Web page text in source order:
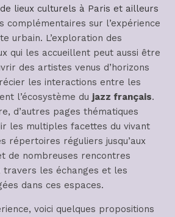
lieux culturels à Paris et ailleurs
complémentaires sur l’expérience
urbain. L’exploration des
qui les accueillent peut aussi être
des artistes venus d’horizons
les interactions entre les
l’écosystème du jazz français.
d’autres pages thématiques
les multiples facettes du vivant
répertoires réguliers jusqu’aux
de nombreuses rencontres
travers les échanges et les
dans ces espaces.
voici quelques propositions